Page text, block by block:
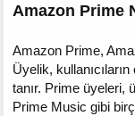
Amazon Prime
Amazon Prime,
Üyelik,
tanır. Prime üyeleri,
Prime Music gibi